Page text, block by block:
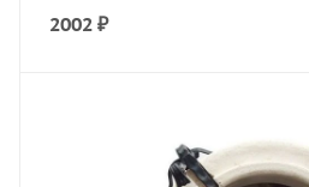
2002 ₽